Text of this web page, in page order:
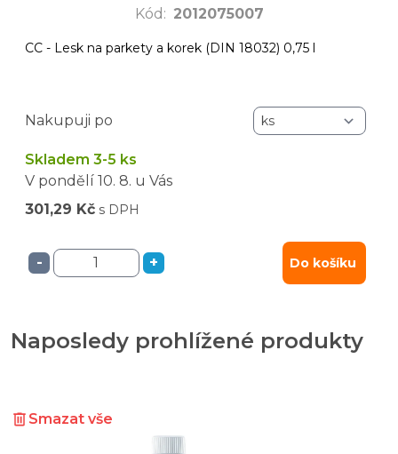
Kód : 2012075007
CC - Lesk na parkety a korek (DIN 18032) 0,75 l
Nakupuji po
Skladem 3-5 ks
V pondělí 10. 8. u Vás
301,29 Kč s DPH
- + Do košíku
Naposledy prohlížené produkty
Smazat vše